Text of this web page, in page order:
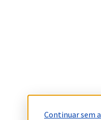
Continuar sem